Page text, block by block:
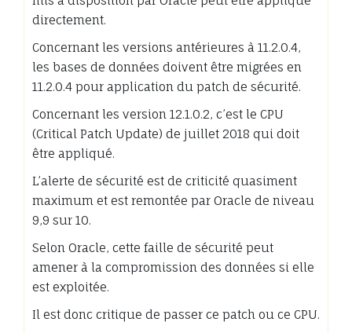
directement.
Concernant les versions antérieures à 11.2.0.4,
les bases de données doivent être migrées en
11.2.0.4 pour application du patch de sécurité.
Concernant les version 12.1.0.2, c’est le CPU
(Critical Patch Update) de juillet 2018 qui doit
être appliqué.
L’alerte de sécurité est de criticité quasiment
maximum et est remontée par Oracle de niveau
9,9 sur 10.
Selon Oracle, cette faille de sécurité peut
amener à la compromission des données si elle
est exploitée.
Il est donc critique de passer ce patch ou ce CPU.